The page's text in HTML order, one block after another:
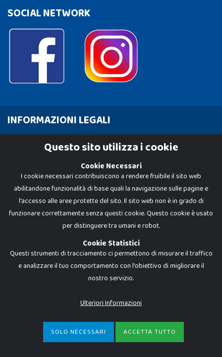
€14,99-ACQUISTA
SOCIAL NETWORK
INFORMAZIONI LEGALI
Cookie Policy
Dadi e Mattoncini è un brand di Giocabene Srl. Ogni riproduzione o utilizzo non
I prezzi e le promozioni pubblicate potrebbero differire da quanto esposto in
P.IVA 02608090425 - REA AN201199 - C.S. 10.000 i.v.
Questo sito utilizza i cookie
Cookie Necessari
I cookie necessari contribuiscono a rendere fruibile il sito web
abilitandone funzionalità di base quali la navigazione sulle pagine e
l'accesso alle aree protette del sito. Il sito web non è in grado di
funzionare correttamente senza questi cookie. Questo cookie è usato
per distinguere tra umani e robot.
Cookie Statistici
Questi strumenti di tracciamento ci permettono di misurare il traffico
e analizzare il tuo comportamento con l'obiettivo di migliorare il
nostro servizio.
Ulteriori Informazioni
SOLO NECESSARI ACCETTA TUTTO